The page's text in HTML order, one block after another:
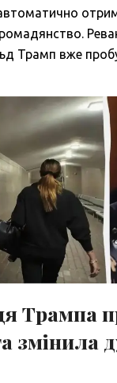
Трамп вже
Трампа
змінила